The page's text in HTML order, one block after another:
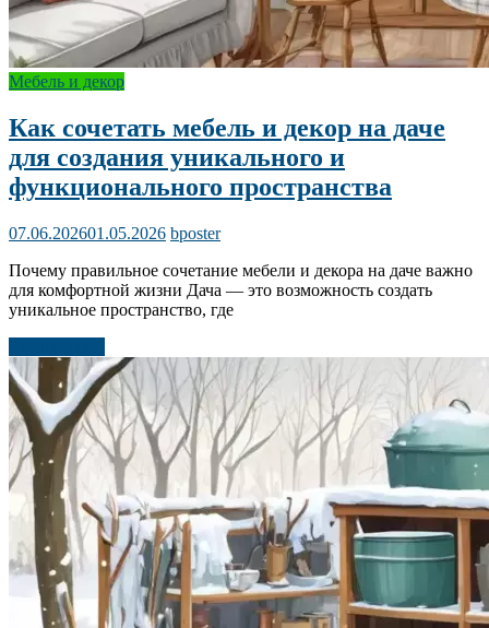
Мебель и декор
Как сочетать мебель и декор на даче
для создания уникального и
функционального пространства
07.06.202601.05.2026 bposter
Почему правильное сочетание мебели и декора на даче важно
для комфортной жизни Дача — это возможность создать
уникальное пространство, где